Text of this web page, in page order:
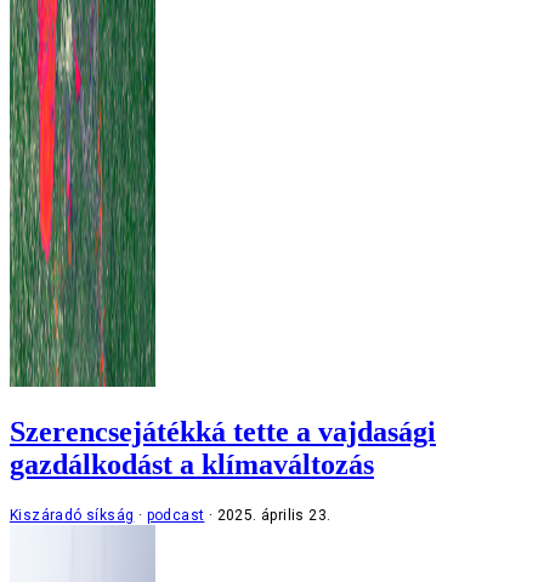
Szerencsejátékká tette a vajdasági
gazdálkodást a klímaváltozás
Kiszáradó síkság podcast 2025. április 23.